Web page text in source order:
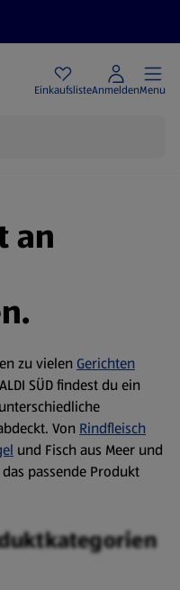
EinkaufslisteAnmeldenMenu
an
zu vielen Gerichten
SÜD findest du ein
Von Rindfleisch
und Fisch aus Meer und
passende Produkt